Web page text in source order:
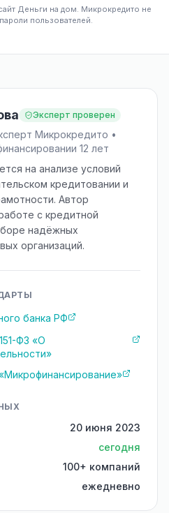
Деньги на дом. Микрокредито не
пользователей.
Эксперт проверен
Микрокредито •
12 лет
на анализе условий
кредитовании и
Автор
с кредитной
надёжных
организаций.
банка РФ
ФЗ «О
20 июня 2023
сегодня
100+ компаний
ежедневно